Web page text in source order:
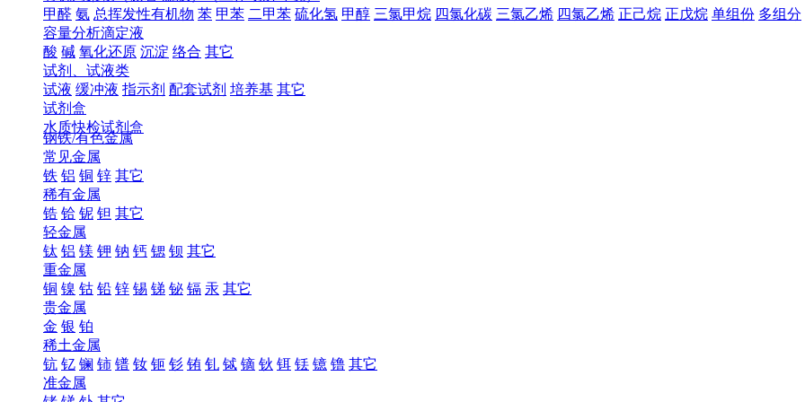
甲醛 氨 总挥发性有机物 苯 甲苯 二甲苯 硫化氢 甲醇 三氯甲烷 四氯化碳 三氯乙烯 四氯乙烯 正己烷 正戊烷 单组份 多组分
容量分析滴定液
酸 碱 氧化还原 沉淀 络合 其它
试剂、试液类
试液 缓冲液 指示剂 配套试剂 培养基 其它
试剂盒
水质快检试剂盒
钢铁/有色金属
常见金属
铁 铝 铜 锌 其它
稀有金属
锆 铪 铌 钽 其它
轻金属
钛 铝 镁 钾 钠 钙 锶 钡 其它
重金属
铜 镍 钴 铅 锌 锡 锑 铋 镉 汞 其它
贵金属
金 银 铂
稀土金属
钪 钇 镧 铈 镨 钕 钷 钐 铕 钆 铽 镝 钬 铒 铥 镱 镥 其它
准金属